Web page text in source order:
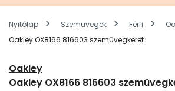
Nyitólap Szemüvegek Férfi
Oakley OX8166 816603 szemüvegkeret
Oakley
Oakley OX8166 816603